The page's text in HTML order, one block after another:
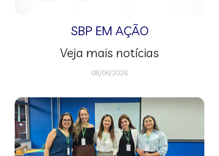
SBP EM AÇÃO
Veja mais notícias
08/06/2026